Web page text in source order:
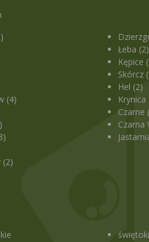
(4)
(2)
Łeba (2)
Kępice
Skórcz
Hel (2)
Czarne
Czarna